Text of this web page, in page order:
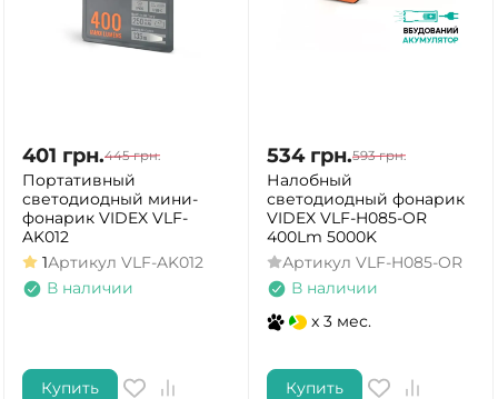
401 грн.445 грн.
Портативный
светодиодный мини-
фонарик VIDEX VLF-
AK012
1Артикул VLF-AK012
В наличии
Купить
534 грн.593 грн.
Налобный
светодиодный фонарик
VIDEX VLF-H085-OR
400Lm 5000K
Артикул VLF-H085-OR
В наличии
x 3 мес.
Купить